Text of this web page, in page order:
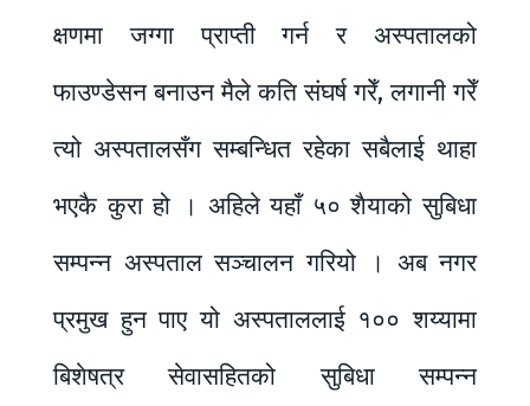
क्षणमा जग्गा प्राप्ती गर्न र अस्पतालको
फाउण्डेसन बनाउन मैले कति संघर्ष गरेँ, लगानी गरेँ
त्यो अस्पतालसँग सम्बन्धित रहेका सबैलाई थाहा
भएकै कुरा हो । अहिले यहाँ ५० शैयाको सुबिधा
सम्पन्न अस्पताल सञ्चालन गरियो । अब नगर
प्रमुख हुन पाए यो अस्पताललाई १०० शय्यामा
बिशेषत्र सेवासहितको सुबिधा सम्पन्न